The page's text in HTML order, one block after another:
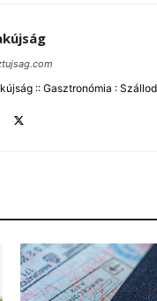
:: Gasztronómia :